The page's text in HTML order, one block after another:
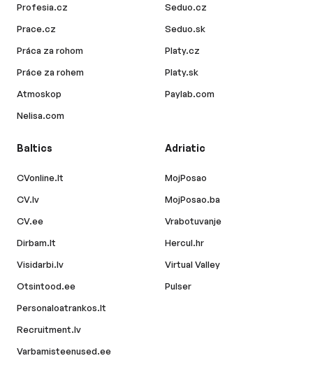
Profesia.cz
Prace.cz
Práca za rohom
Práce za rohem
Atmoskop
Nelisa.com
Seduo.cz
Seduo.sk
Platy.cz
Platy.sk
Paylab.com
Baltics
CVonline.lt
CV.lv
CV.ee
Dirbam.lt
Visidarbi.lv
Otsintood.ee
Personaloatrankos.lt
Recruitment.lv
Varbamisteenused.ee
Adriatic
MojPosao
MojPosao.ba
Vrabotuvanje
Hercul.hr
Virtual Valley
Pulser